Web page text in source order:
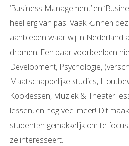
‘Business Management’ en
heel erg van pas! Vaak kunnen
aanbieden waar wij in Nederland
dromen. Een paar voorbeelden
Development, Psychologie,
Maatschappelijke studies,
Kooklessen, Muziek & Theater
lessen, en nog veel meer! Dit
studenten gemakkelijk om te
ze interesseert.